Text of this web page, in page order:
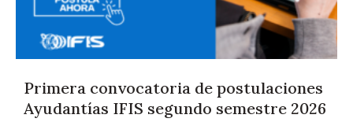
Primera convocatoria de postulaciones
Ayudantías IFIS segundo semestre 2026